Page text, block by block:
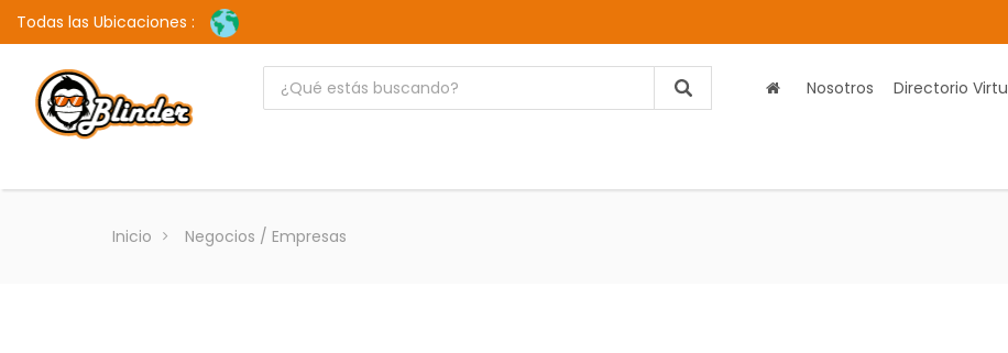
Todas las Ubicaciones :
Nosotros Directorio
Inicio Negocios / Empresas